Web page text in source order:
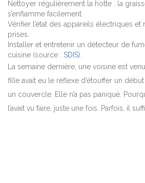
Nettoyer régulièrement la hotte : la
s’enflamme facilement.
Vérifier l’état des appareils électriques et
prises.
Installer et entretenir un détecteur de
cuisine (source : SDIS).
La semaine dernière, une voisine est
fille avait eu le réflexe d’étouffer un
un couvercle. Elle n’a pas paniqué.
l’avait vu faire, juste une fois. Parfois, il